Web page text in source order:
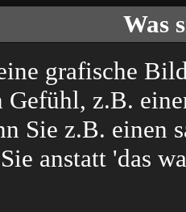
Was
grafische
Gefühl, z.B.
Sie z.B. einen
anstatt 'das